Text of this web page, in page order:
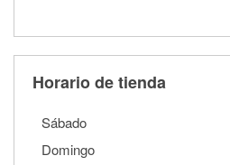
Horario de tienda
Sábado
Domingo